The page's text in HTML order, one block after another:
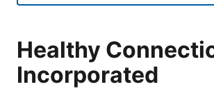
Healthy
Incorporated